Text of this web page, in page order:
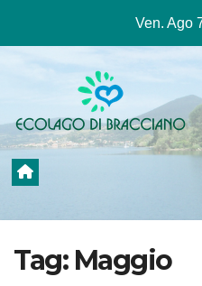
contenuto
Ven. Ago
Tag: Maggio